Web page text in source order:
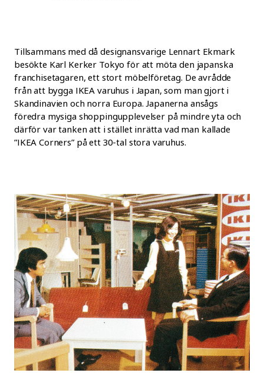
Tillsammans med då designansvarige Lennart Ekmark
besökte Karl Kerker Tokyo för att möta den japanska
franchisetagaren, ett stort möbelföretag. De avrådde
från att bygga IKEA varuhus i Japan, som man gjort i
Skandinavien och norra Europa. Japanerna ansågs
föredra mysiga shoppingupplevelser på mindre yta och
därför var tanken att i stället inrätta vad man kallade
”IKEA Corners” på ett 30-tal stora varuhus.